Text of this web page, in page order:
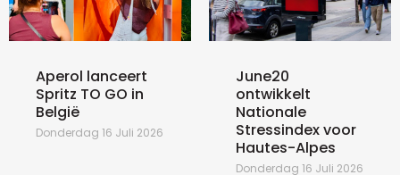
Aperol lanceert
Spritz TO GO in
België
Donderdag 16 Juli 2026
June20
ontwikkelt
Nationale
Stressindex voor
Hautes-Alpes
Donderdag 16 Juli 2026